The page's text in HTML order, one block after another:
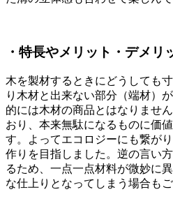
・特長やメリット・デメリ
木を製材するときにどうしても
り木材と出来ない部分（端材）
的には木材の商品とはなりませ
おり、本来無駄になるものに価
す。よってエコロジーにも繋が
作りを目指しました。逆の言い
るため、一点一点材料が微妙に
な仕上りとなってしまう場合もご